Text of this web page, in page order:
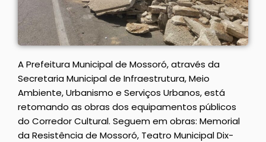
A Prefeitura Municipal de Mossoró, através da
Secretaria Municipal de Infraestrutura, Meio
Ambiente, Urbanismo e Serviços Urbanos, está
retomando as obras dos equipamentos públicos
do Corredor Cultural. Seguem em obras: Memorial
da Resistência de Mossoró, Teatro Municipal Dix-